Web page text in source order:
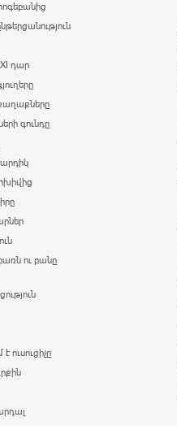
դար
գունդը
ու բանը
ուսուցիչը